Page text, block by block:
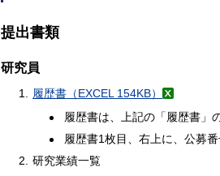
提出書類
研究員
1. 履歴書 （EXCEL 154KB）
履歴書は、上記の「履歴書」
履歴書1枚目、右上に、公募
2.
研究業績一覧